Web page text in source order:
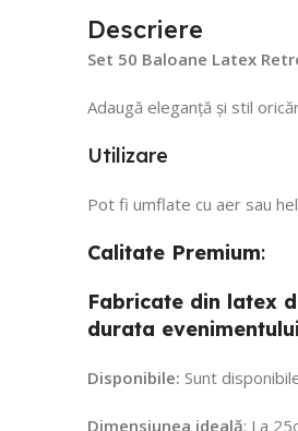
Descriere
Set 50 Baloane Latex
Adaugă eleganță și stil
Utilizare
Pot fi umflate cu aer sau
Calitate Premium:
Fabricate din latex
durata
Disponibile: Sunt
Dimensiunea ideală: La